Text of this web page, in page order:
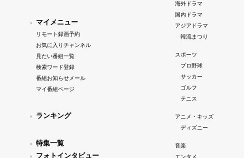
マイメニュー
リモート録画予約
お気に入りチャンネル
見たい番組一覧
検索ワード登録
番組お知らせメール
マイ番組ページ
ランキング
特集一覧
フォトインタビュー
海外ドラマ
国内ドラマ
アジアドラマ
韓流まつり
スポーツ
プロ野球
サッカー
ゴルフ
テニス
アニメ・キッズ
ディズニー
音楽
エンタメ